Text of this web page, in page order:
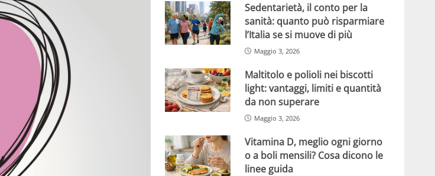
Sedentarietà, il conto per la
sanità: quanto può risparmiare
l’Italia se si muove di più
Maggio 3, 2026
Maltitolo e polioli nei biscotti
light: vantaggi, limiti e quantità
da non superare
Maggio 3, 2026
Vitamina D, meglio ogni giorno
o a boli mensili? Cosa dicono le
linee guida